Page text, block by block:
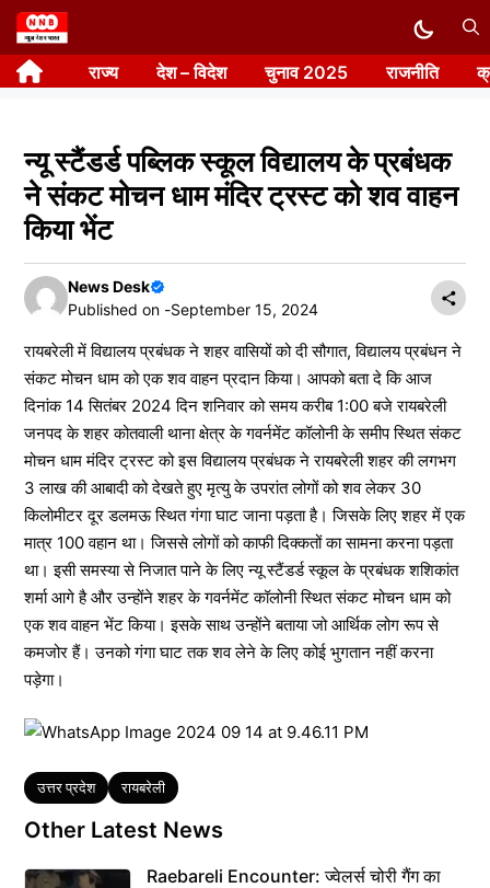
Skip
to
content राज्य देश – विदेश चुनाव 2025 राजनीति
न्यू स्टैंडर्ड पब्लिक स्कूल विद्यालय के प्रबंधक
ने संकट मोचन धाम मंदिर ट्रस्ट को शव वाहन
किया भेंट
News Desk
Published on -September 15, 2024
रायबरेली में विद्यालय प्रबंधक ने शहर वासियों को दी सौगात, विद्यालय प्रबंधन ने
संकट मोचन धाम को एक शव वाहन प्रदान किया। आपको बता दे कि आज
दिनांक 14 सितंबर 2024 दिन शनिवार को समय करीब 1:00 बजे रायबरेली
जनपद के शहर कोतवाली थाना क्षेत्र के गवर्नमेंट कॉलोनी के समीप स्थित संकट
मोचन धाम मंदिर ट्रस्ट को इस विद्यालय प्रबंधक ने रायबरेली शहर की लगभग
3 लाख की आबादी को देखते हुए मृत्यु के उपरांत लोगों को शव लेकर 30
किलोमीटर दूर डलमऊ स्थित गंगा घाट जाना पड़ता है। जिसके लिए शहर में एक
मात्र 100 वहान था। जिससे लोगों को काफी दिक्कतों का सामना करना पड़ता
था। इसी समस्या से निजात पाने के लिए न्यू स्टैंडर्ड स्कूल के प्रबंधक शशिकांत
शर्मा आगे है और उन्होंने शहर के गवर्नमेंट कॉलोनी स्थित संकट मोचन धाम को
एक शव वाहन भेंट किया। इसके साथ उन्होंने बताया जो आर्थिक लोग रूप से
कमजोर हैं। उनको गंगा घाट तक शव लेने के लिए कोई भुगतान नहीं करना
पड़ेगा।
Tags
उत्तर प्रदेश रायबरेली
Other Latest News
Raebareli Encounter: ज्वेलर्स चोरी गैंग का